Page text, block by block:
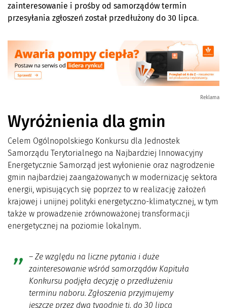
zainteresowanie i prośby od samorządów termin
przesyłania zgłoszeń został przedłużony do 30 lipca.
Reklama
Wyróżnienia dla gmin
Celem Ogólnopolskiego Konkursu dla Jednostek
Samorządu Terytorialnego na Najbardziej Innowacyjny
Energetycznie Samorząd jest wyłonienie oraz nagrodzenie
gmin najbardziej zaangażowanych w modernizację sektora
energii, wpisujących się poprzez to w realizację założeń
krajowej i unijnej polityki energetyczno-klimatycznej, w tym
także w prowadzenie zrównoważonej transformacji
energetycznej na poziomie lokalnym.
– Ze względu na liczne pytania i duże
zainteresowanie wśród samorządów Kapituła
Konkursu podjęła decyzję o przedłużeniu
terminu naboru. Zgłoszenia przyjmujemy
jeszcze przez dwa tygodnie tj. do 30 lipca